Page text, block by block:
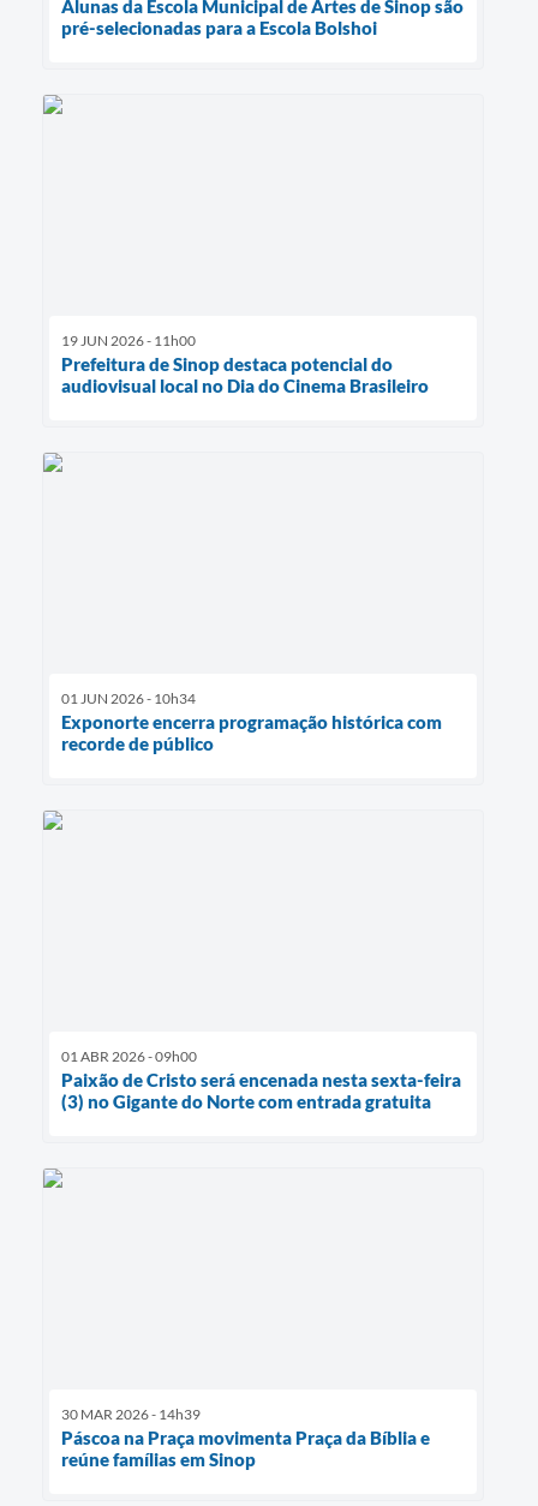
Alunas da Escola Municipal de Artes de Sinop são
pré-selecionadas para a Escola Bolshoi
19 JUN 2026 - 11h00
Prefeitura de Sinop destaca potencial do
audiovisual local no Dia do Cinema Brasileiro
01 JUN 2026 - 10h34
Exponorte encerra programação histórica com
recorde de público
01 ABR 2026 - 09h00
Paixão de Cristo será encenada nesta sexta-feira
(3) no Gigante do Norte com entrada gratuita
30 MAR 2026 - 14h39
Páscoa na Praça movimenta Praça da Bíblia e
reúne famílias em Sinop